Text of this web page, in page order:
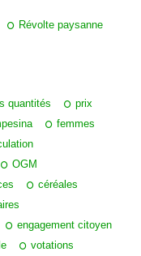
Révolte paysanne
quantités
prix
femmes
OGM
céréales
engagement citoyen
votations